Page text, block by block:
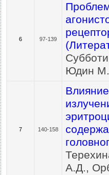
6 97-139
Юдин
7 140-158
А.Д.,